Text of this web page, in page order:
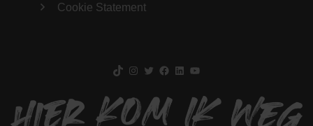
Cookie Statement